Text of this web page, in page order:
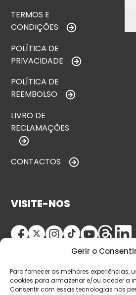
Gerir o
Para fornecer as melhores
cookies para armazenar e/ou aceder a
Consentir com essas tecnologias nos
TERMOS E
CONDIÇÕES
POLÍTICA DE
PRIVACIDADE
POLÍTICA DE
REEMBOLSO
LIVRO DE
RECLAMAÇÕES
CONTACTOS
VISITE-NOS